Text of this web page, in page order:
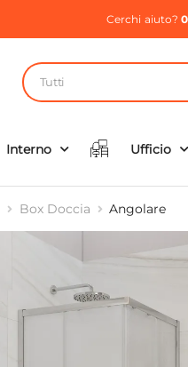
Cerchi aiuto?
Tutti
Interno Ufficio
Box Doccia Angolare